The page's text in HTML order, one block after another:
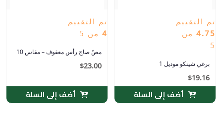
تم التقييم
4.75 من
5
برغي شينكو موديل 1
$19.16
أضف إلى السلة
تم التقييم
4 من 5
مصّ صاج رأس معقوف – مقاس 10
$23.00
أضف إلى السلة